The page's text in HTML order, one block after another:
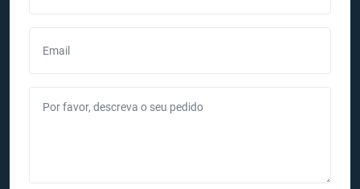
Email
Por favor, descreva o seu pedido